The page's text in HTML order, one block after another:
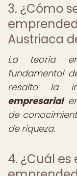
3. ¿Cómo
Austriaca
La teoría
fundamental
resalta la
empresarial
de
de riqueza.
4. ¿Cuál